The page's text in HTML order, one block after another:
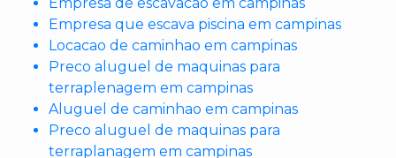
Empresa de escavacao em campinas
Empresa que escava piscina em campinas
Locacao de caminhao em campinas
Preco aluguel de maquinas para
terraplenagem em campinas
Aluguel de caminhao em campinas
Preco aluguel de maquinas para
terraplanagem em campinas